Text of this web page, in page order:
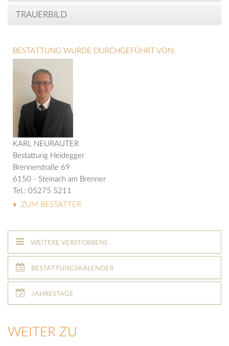
TRAUERBILD
BESTATTUNG WURDE DURCHGEFÜHRT VON:
KARL NEURAUTER
Bestattung Heidegger
Brennerstraße 69
6150 - Steinach am Brenner
Tel.: 05275 5211
ZUM BESTATTER
WEITERE VERSTORBENE
BESTATTUNGSKALENDER
JAHRESTAGE
WEITER ZU